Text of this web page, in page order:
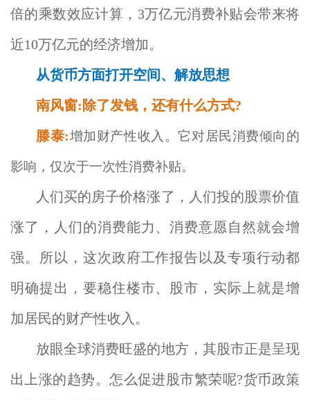
倍的乘数效应计算，3万亿元消费补贴会带来将
近10万亿元的经济增加。
从货币方面打开空间、解放思想
南风窗:除了发钱，还有什么方式?
滕泰:增加财产性收入。它对居民消费倾向的
影响，仅次于一次性消费补贴。
人们买的房子价格涨了，人们投的股票价值
涨了，人们的消费能力、消费意愿自然就会增
强。所以，这次政府工作报告以及专项行动都
明确提出，要稳住楼市、股市，实际上就是增
加居民的财产性收入。
放眼全球消费旺盛的地方，其股市正是呈现
出上涨的趋势。怎么促进股市繁荣呢?货币政策